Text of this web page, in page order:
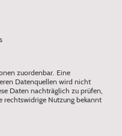
zuordenbar. Eine
Datenquellen wird nicht
Daten nachträglich zu prüfen,
rechtswidrige Nutzung bekannt